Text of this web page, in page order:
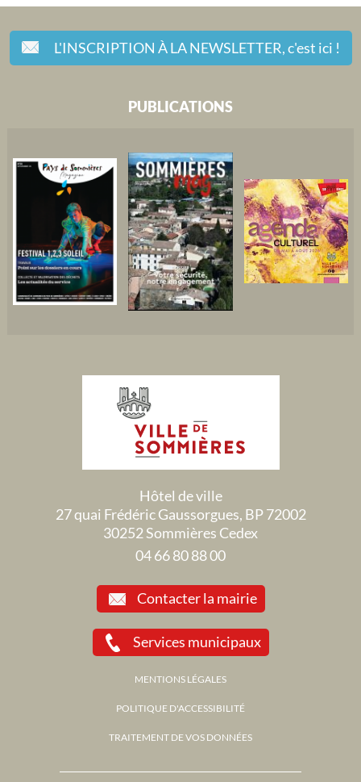
L'INSCRIPTION À LA NEWSLETTER,c'est ici !
PUBLICATIONS
Hôtel de ville
27 quai Frédéric Gaussorgues, BP 72002
30252 Sommières Cedex
04 66 80 88 00
Contacter la mairie
Services municipaux
MENTIONS LÉGALES
POLITIQUE D'ACCESSIBILITÉ
TRAITEMENT DE VOS DONNÉES